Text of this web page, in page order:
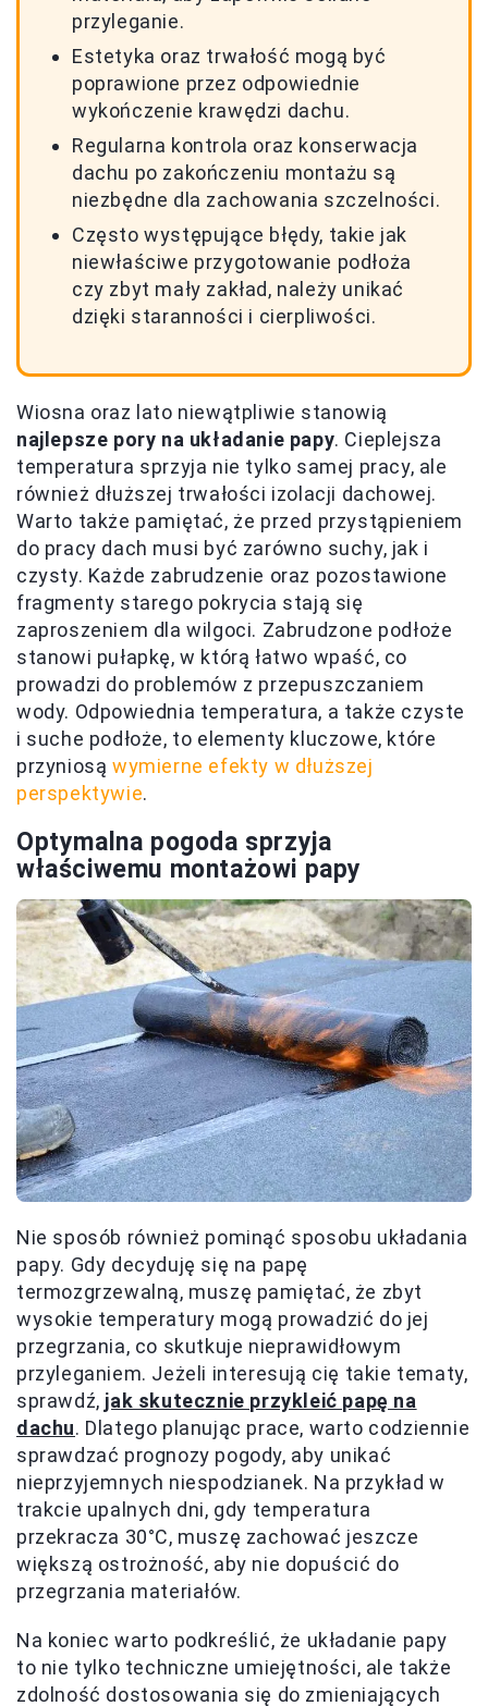
przyleganie.
Estetyka oraz trwałość mogą być
poprawione przez odpowiednie
wykończenie krawędzi dachu.
Regularna kontrola oraz konserwacja
dachu po zakończeniu montażu są
niezbędne dla zachowania szczelności.
Często występujące błędy, takie jak
niewłaściwe przygotowanie podłoża
czy zbyt mały zakład, należy unikać
dzięki staranności i cierpliwości.
Wiosna oraz lato niewątpliwie stanowią
najlepsze pory na układanie papy. Cieplejsza
temperatura sprzyja nie tylko samej pracy, ale
również dłuższej trwałości izolacji dachowej.
Warto także pamiętać, że przed przystąpieniem
do pracy dach musi być zarówno suchy, jak i
czysty. Każde zabrudzenie oraz pozostawione
fragmenty starego pokrycia stają się
zaproszeniem dla wilgoci. Zabrudzone podłoże
stanowi pułapkę, w którą łatwo wpaść, co
prowadzi do problemów z przepuszczaniem
wody. Odpowiednia temperatura, a także czyste
i suche podłoże, to elementy kluczowe, które
przyniosą wymierne efekty w dłuższej
perspektywie.
Optymalna pogoda sprzyja
właściwemu montażowi papy
Nie sposób również pominąć sposobu układania
papy. Gdy decyduję się na papę
termozgrzewalną, muszę pamiętać, że zbyt
wysokie temperatury mogą prowadzić do jej
przegrzania, co skutkuje nieprawidłowym
przyleganiem. Jeżeli interesują cię takie tematy,
sprawdź, jak skutecznie przykleić papę na
dachu. Dlatego planując prace, warto codziennie
sprawdzać prognozy pogody, aby unikać
nieprzyjemnych niespodzianek. Na przykład w
trakcie upalnych dni, gdy temperatura
przekracza 30°C, muszę zachować jeszcze
większą ostrożność, aby nie dopuścić do
przegrzania materiałów.
Na koniec warto podkreślić, że układanie papy
to nie tylko techniczne umiejętności, ale także
zdolność dostosowania się do zmieniających